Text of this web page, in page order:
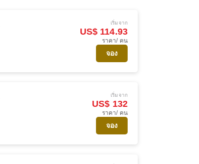
เริ่มจาก
US$ 114.93
ราคา/ คน
จอง
เริ่มจาก
US$ 132
ราคา/ คน
จอง